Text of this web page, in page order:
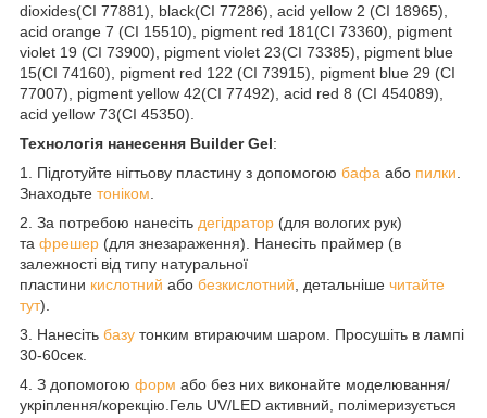
dioxides(CI 77881), black(CI 77286), acid yellow 2 (CI 18965),
acid orange 7 (CI 15510), pigment red 181(CI 73360), pigment
violet 19 (CI 73900), pigment violet 23(CI 73385), pigment blue
15(CI 74160), pigment red 122 (CI 73915), pigment blue 29 (CI
77007), pigment yellow 42(CI 77492), acid red 8 (CI 454089),
acid yellow 73(CI 45350).
Технологія нанесення Builder Gel:
1. Підготуйте нігтьову пластину з допомогою бафа або пилки
Знаходьте тоніком
2. За потребою нанесіть дегідратор (для вологих рук)
та фрешер (для знезараження). Нанесіть праймер (в
залежності від типу натуральної
пластини кислотний або безкислотний , детальніше читайте
тут).
3. Нанесіть базу тонким втираючим шаром. Просушіть в лампі
30-60сек.
4. З допомогою форм або без них виконайте моделювання/
укріплення/корекцію.Гель UV/LED активний, полімеризується